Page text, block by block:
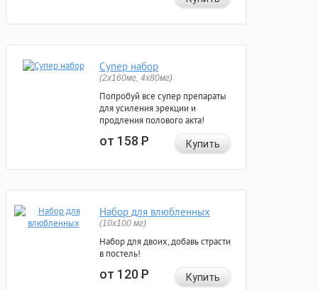
Супер набор
(2х160мг, 4х80мг)
Попробуй все супер препараты
для усиления эрекции и
продления полового акта!
от 158Р Купить
Набор для влюбленных
(10х100 мг)
Набор для двоих, добавь страсти
в постель!
от 120Р Купить